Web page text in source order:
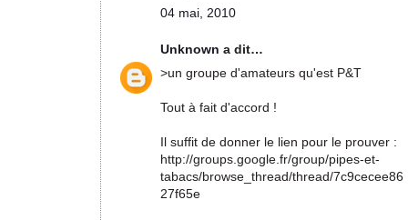
04 mai, 2010
Unknown a dit…
>un groupe d'amateurs qu'est P&T
Tout à fait d'accord !
Il suffit de donner le lien pour le prouver :
http://groups.google.fr/group/pipes-et-
tabacs/browse_thread/thread/7c9cecee86
27f65e